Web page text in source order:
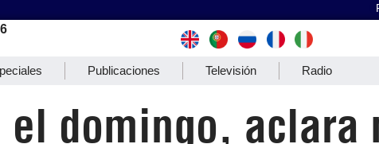
Publicaciones Televisión Radio
el domingo,